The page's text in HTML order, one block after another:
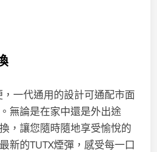
，一代通用的設計可通配市面
無論是在家中還是外出途
，讓您隨時隨地享受愉悅的
新的TUTX煙彈，感受每一口